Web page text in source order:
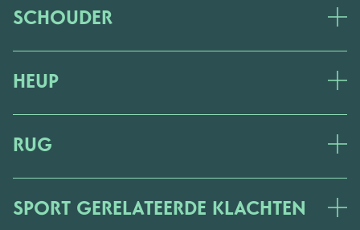
SCHOUDER
HEUP
RUG
SPORT GERELATEERDE KLACHTEN